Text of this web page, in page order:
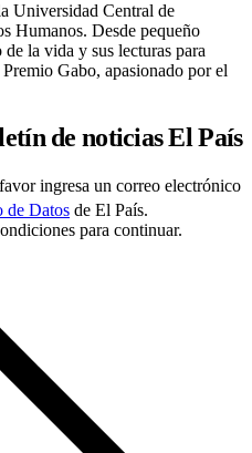
Universidad Central de
Humanos. Desde pequeño
la vida y sus lecturas para
Gabo, apasionado por el
de noticias El País
ingresa un correo electrónico
de Datos de El País.
para continuar.